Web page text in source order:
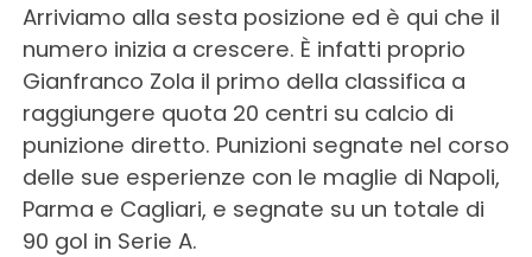
Arriviamo alla sesta posizione ed è qui che il
numero inizia a crescere. È infatti proprio
Gianfranco Zola il primo della classifica a
raggiungere quota 20 centri su calcio di
punizione diretto. Punizioni segnate nel corso
delle sue esperienze con le maglie di Napoli,
Parma e Cagliari, e segnate su un totale di
90 gol in Serie A.